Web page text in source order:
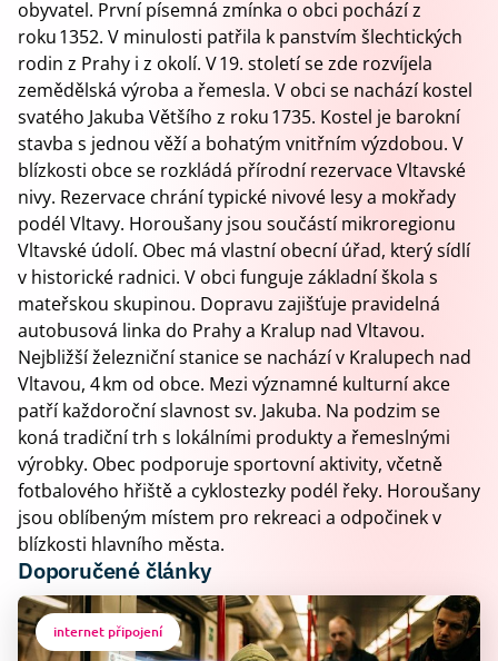
obyvatel. První písemná zmínka o obci pochází z
roku 1352. V minulosti patřila k panstvím šlechtických
rodin z Prahy i z okolí. V 19. století se zde rozvíjela
zemědělská výroba a řemesla. V obci se nachází kostel
svatého Jakuba Většího z roku 1735. Kostel je barokní
stavba s jednou věží a bohatým vnitřním výzdobou. V
blízkosti obce se rozkládá přírodní rezervace Vltavské
nivy. Rezervace chrání typické nivové lesy a mokřady
podél Vltavy. Horoušany jsou součástí mikroregionu
Vltavské údolí. Obec má vlastní obecní úřad, který sídlí
v historické radnici. V obci funguje základní škola s
mateřskou skupinou. Dopravu zajišťuje pravidelná
autobusová linka do Prahy a Kralup nad Vltavou.
Nejbližší železniční stanice se nachází v Kralupech nad
Vltavou, 4 km od obce. Mezi významné kulturní akce
patří každoroční slavnost sv. Jakuba. Na podzim se
koná tradiční trh s lokálními produkty a řemeslnými
výrobky. Obec podporuje sportovní aktivity, včetně
fotbalového hřiště a cyklostezky podél řeky. Horoušany
jsou oblíbeným místem pro rekreaci a odpočinek v
blízkosti hlavního města.
Doporučené články
internet připojení